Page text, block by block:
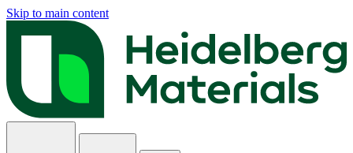
Skip to main content